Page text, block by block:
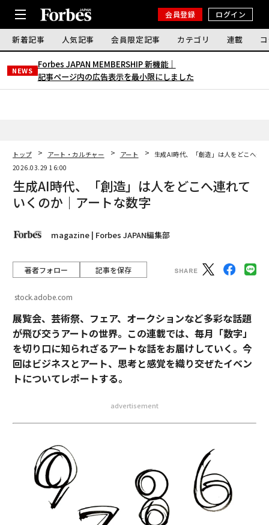
会員登録 ログイン
新着記事 人気記事 会員限定記事 カテゴリ 連載
NEWS
Forbes JAPAN MEMBERSHIP 新機能｜
記事ページ内の広告表示を最小限にしました
トップ アート・カルチャー アート
生成AI時代、「創造」は人をどこへ連
2026.03.29 16:00
生成AI時代、「創造」は人をどこへ連れて
いくのか｜アートな数字
magazine | Forbes JAPAN編集部
著者フォロー 記事を保存
stock.adobe.com
展覧会、芸術祭、フェア、オークションなど多彩な話題
が飛び交うアートの世界。この連載では、毎月「数字」
を切り口に知られざるアートな話をお届けしていく。今
回はビジネスとアート、思考と感覚を織り交ぜたイベン
トについてレポートする。
advertisement